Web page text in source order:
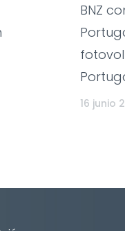
BNZ
16 junio